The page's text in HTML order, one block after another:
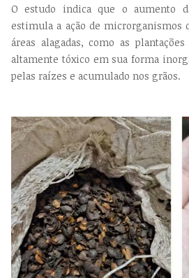
O estudo indica que o aumento
estimula a ação de microrganismos
áreas alagadas, como as
altamente tóxico em sua forma
pelas raízes e acumulado nos grãos.